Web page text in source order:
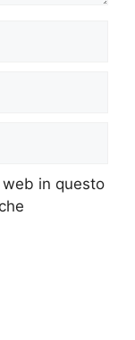
in questo